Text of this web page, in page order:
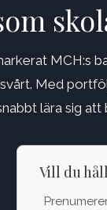
MCH:s
Med
lära sig
Vill du